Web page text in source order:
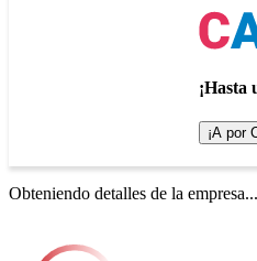
¡Hasta
¡A por
Obteniendo detalles de la empresa...